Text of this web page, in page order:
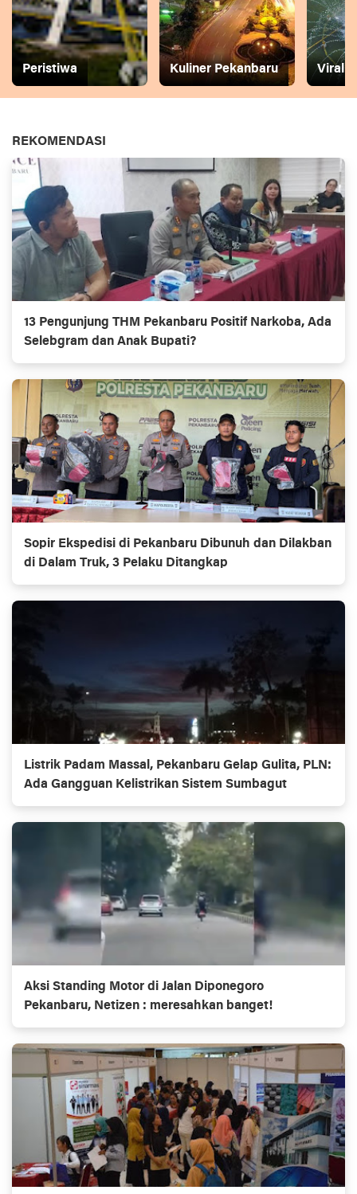
Peristiwa Kuliner Pekanbaru Viral
REKOMENDASI
13 Pengunjung THM Pekanbaru Positif Narkoba, Ada
Selebgram dan Anak Bupati?
Sopir Ekspedisi di Pekanbaru Dibunuh dan Dilakban
di Dalam Truk, 3 Pelaku Ditangkap
Listrik Padam Massal, Pekanbaru Gelap Gulita, PLN:
Ada Gangguan Kelistrikan Sistem Sumbagut
Aksi Standing Motor di Jalan Diponegoro
Pekanbaru, Netizen : meresahkan banget!